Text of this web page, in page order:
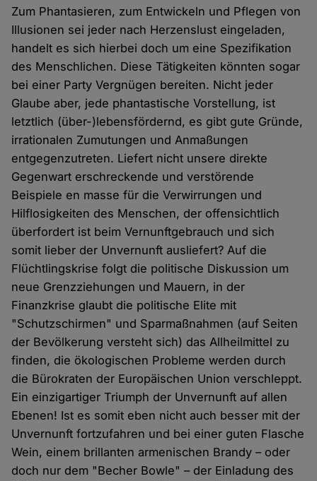
Zum Phantasieren, zum Entwickeln und Pflegen von
Illusionen sei jeder nach Herzenslust eingeladen,
handelt es sich hierbei doch um eine Spezifikation
des Menschlichen. Diese Tätigkeiten könnten sogar
bei einer Party Vergnügen bereiten. Nicht jeder
Glaube aber, jede phantastische Vorstellung, ist
letztlich (über-)lebensfördernd, es gibt gute Gründe,
irrationalen Zumutungen und Anmaßungen
entgegenzutreten. Liefert nicht unsere direkte
Gegenwart erschreckende und verstörende
Beispiele en masse für die Verwirrungen und
Hilflosigkeiten des Menschen, der offensichtlich
überfordert ist beim Vernunftgebrauch und sich
somit lieber der Unvernunft ausliefert? Auf die
Flüchtlingskrise folgt die politische Diskussion um
neue Grenzziehungen und Mauern, in der
Finanzkrise glaubt die politische Elite mit
"Schutzschirmen" und Sparmaßnahmen (auf Seiten
der Bevölkerung versteht sich) das Allheilmittel zu
finden, die ökologischen Probleme werden durch
die Bürokraten der Europäischen Union verschleppt.
Ein einzigartiger Triumph der Unvernunft auf allen
Ebenen! Ist es somit eben nicht auch besser mit der
Unvernunft fortzufahren und bei einer guten Flasche
Wein, einem brillanten armenischen Brandy – oder
doch nur dem "Becher Bowle" – der Einladung des